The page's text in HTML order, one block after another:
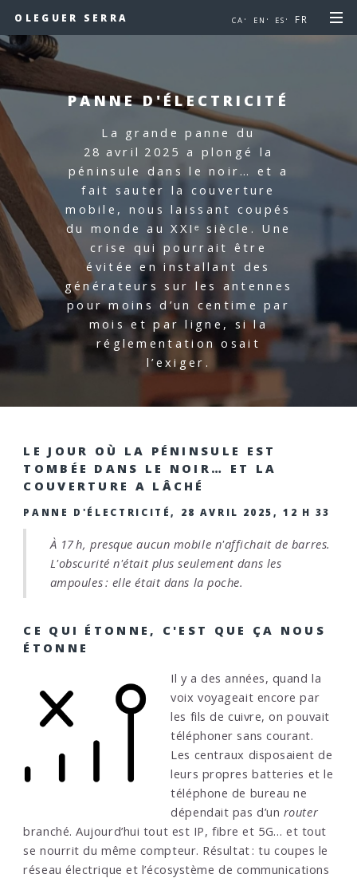
OLEGUER SERRA CA · EN · ES · FR
PANNE D'ÉLECTRICITÉ
La grande panne du
28 avril 2025 a plongé la
péninsule dans le noir… et a
fait sauter la couverture
mobile, nous laissant coupés
du monde au XXIᵉ siècle. Une
crise qui pourrait être
évitée en installant des
générateurs sur les antennes
pour moins d’un centime par
mois et par ligne, si la
réglementation osait
l’exiger.
LE JOUR OÙ LA PÉNINSULE EST
TOMBÉE DANS LE NOIR… ET LA
COUVERTURE A LÂCHÉ
PANNE D'ÉLECTRICITÉ, 28 AVRIL 2025, 12 H 33
À 17 h, presque aucun mobile n'affichait de barres.
L'obscurité n'était plus seulement dans les
ampoules : elle était dans la poche.
CE QUI ÉTONNE, C'EST QUE ÇA NOUS
ÉTONNE
Il y a des années, quand la
voix voyageait encore par
les fils de cuivre, on pouvait
téléphoner sans courant.
Les centraux disposaient de
leurs propres batteries et le
téléphone de bureau ne
dépendait pas d’un router
branché. Aujourd’hui tout est IP, fibre et 5G… et tout
se nourrit du même compteur. Résultat : tu coupes le
réseau électrique et l’écosystème de communications